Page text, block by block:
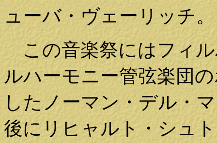
ューバ・ヴェーリッチ。
この音楽祭にはフィ
ルハーモニー管弦楽団
したノーマン・デル・
後にリヒャルト・シュ